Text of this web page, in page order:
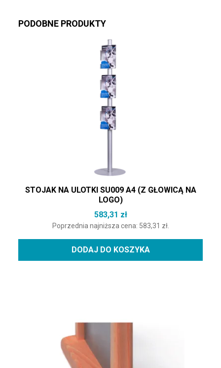
PODOBNE PRODUKTY
STOJAK NA ULOTKI SU009 A4 (Z GŁOWICĄ NA
LOGO)
583,31 zł
Poprzednia najniższa cena: 583,31 zł.
DODAJ DO KOSZYKA